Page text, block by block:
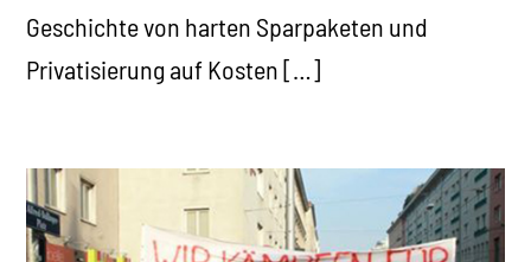
Geschichte von harten Sparpaketen und
Privatisierung auf Kosten […]